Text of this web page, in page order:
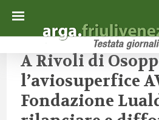
A Rivoli di
l’aviosuperfice
Fondazione